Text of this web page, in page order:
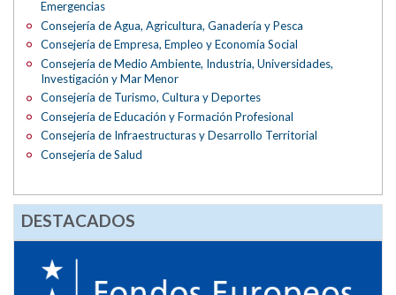
Emergencias
Consejería de Agua, Agricultura, Ganadería y Pesca
Consejería de Empresa, Empleo y Economía Social
Consejería de Medio Ambiente, Industria, Universidades,
Investigación y Mar Menor
Consejería de Turismo, Cultura y Deportes
Consejería de Educación y Formación Profesional
Consejería de Infraestructuras y Desarrollo Territorial
Consejería de Salud
DESTACADOS